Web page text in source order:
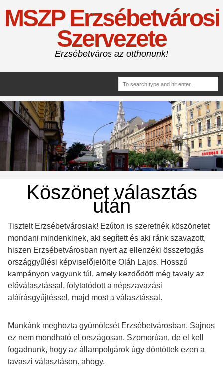
MSZP Erzsébetvárosi
Szervezete
Erzsébetváros az otthonunk!
Köszönet választás
után
Tisztelt Erzsébetvárosiak! Ezúton is szeretnék köszönetet
mondani mindenkinek, aki segített és aki ránk szavazott,
hiszen Erzsébetvárosban nyert az ellenzéki összefogás
országgyűlési képviselőjelöltje Oláh Lajos. Hosszú
kampányon vagyunk túl, amely kezdődött még tavaly az
előválasztással, folytatódott a népszavazási
aláírásgyűjtéssel, majd most a választással.
Munkánk meghozta gyümölcsét Erzsébetvárosban. Sajnos
ez nem mondható el országosan. Szomorúan, de el kell
fogadnunk, hogy az állampolgárok úgy döntöttek ezen a
tavaszi választáson. ahogy.